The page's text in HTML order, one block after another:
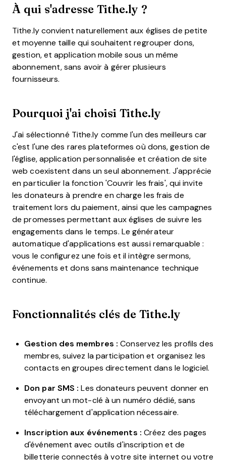
À qui s'adresse Tithe.ly ?
Tithe.ly convient naturellement aux églises de petite
et moyenne taille qui souhaitent regrouper dons,
gestion, et application mobile sous un même
abonnement, sans avoir à gérer plusieurs
fournisseurs.
Pourquoi j'ai choisi Tithe.ly
J'ai sélectionné Tithe.ly comme l'un des meilleurs car
c'est l'une des rares plateformes où dons, gestion de
l'église, application personnalisée et création de site
web coexistent dans un seul abonnement. J'apprécie
en particulier la fonction 'Couvrir les frais', qui invite
les donateurs à prendre en charge les frais de
traitement lors du paiement, ainsi que les campagnes
de promesses permettant aux églises de suivre les
engagements dans le temps. Le générateur
automatique d'applications est aussi remarquable :
vous le configurez une fois et il intègre sermons,
événements et dons sans maintenance technique
continue.
Fonctionnalités clés de Tithe.ly
Gestion des membres : Conservez les profils des
membres, suivez la participation et organisez les
contacts en groupes directement dans le logiciel.
Don par SMS : Les donateurs peuvent donner en
envoyant un mot-clé à un numéro dédié, sans
téléchargement d'application nécessaire.
Inscription aux événements : Créez des pages
d'événement avec outils d'inscription et de
billetterie connectés à votre site internet ou votre